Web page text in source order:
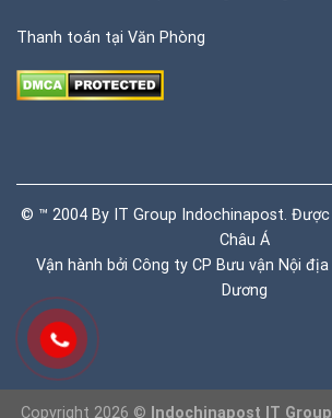
Thanh toán tại Văn Phòng
© ™ 2004 By IT Group Indochinapost.
Châu Á
Vận hành bởi Công ty CP Bưu vận Nội
Dương
Copyright 2026 © Indochinapost IT Group